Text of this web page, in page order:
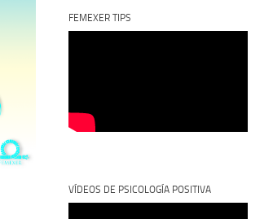
FEMEXER TIPS
VÍDEOS DE PSICOLOGÍA POSITIVA